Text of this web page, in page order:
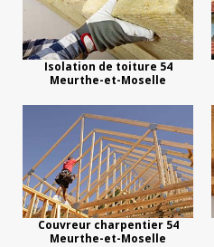
Isolation de toiture 54
Meurthe-et-Moselle
Couvreur charpentier 54
Meurthe-et-Moselle